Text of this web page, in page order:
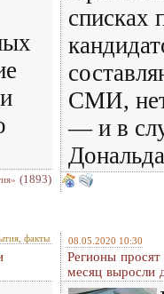
(1893)
списках
СМИ,
— и в
факты 08.05.2020 10:30
Регионы
месяц выросли